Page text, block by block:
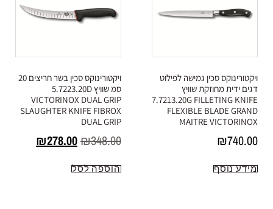
ויקטורינוקס סכין גמישה לפילוט
דגים ידית מחוזקת שוויץ
7.7213.20G FILLETING KNIFE
FLEXIBLE BLADE GRAND
MAITRE VICTORINOX
₪740.00
מידע נוסף
ויקטורינוקס סכין בשר חריצים 20
סמ שוויץ 5.7223.20D
VICTORINOX DUAL GRIP
SLAUGHTER KNIFE FIBROX
DUAL GRIP
₪348.00
₪278.00
הוספה לסל